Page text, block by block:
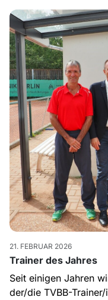
21. FEBRUAR 2026
Trainer des Jahres
Seit einigen Jahren
der/die TVBB-